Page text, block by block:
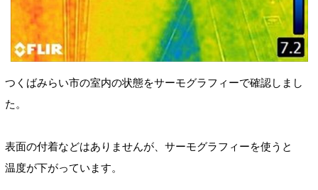
つくばみらい市の室内の状態をサーモグラフィーで確認しまし
た。
表面の付着などはありませんが、サーモグラフィーを使うと
温度が下がっています。